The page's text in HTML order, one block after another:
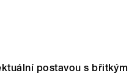
postavou s břitkým